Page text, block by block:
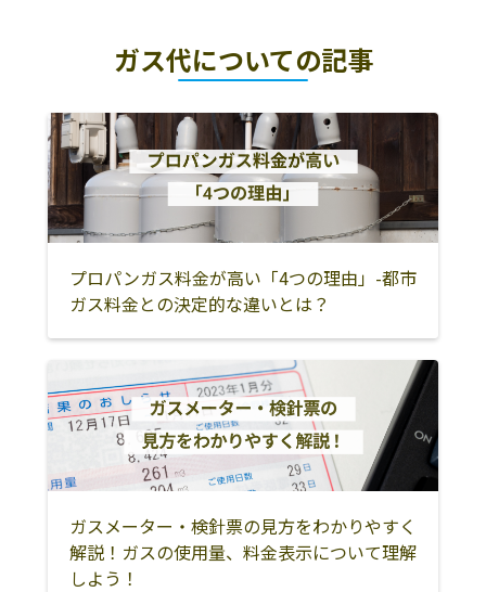
ガス代についての記事
プロパンガス料金が高い「4つの理由」-都市
ガス料金との決定的な違いとは？
ガスメーター・検針票の見方をわかりやすく
解説！ガスの使用量、料金表示について理解
しよう！